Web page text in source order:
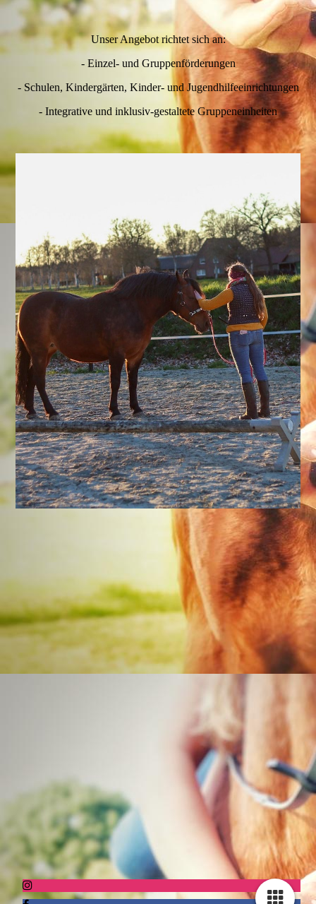
Unser Angebot richtet sich an:
- Einzel- und Gruppenförderungen
- Schulen, Kindergärten, Kinder- und Jugendhilfeeinrichtungen
- Integrative und inklusiv-gestaltete Gruppeneinheiten